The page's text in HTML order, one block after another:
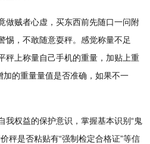
贼者心虚，买东西前先随口一问附
惕，不敢随意耍秤。感觉称量不足
秤上称量自己手机的重量，加贴上重
的重量量值是否准确，如果不一
权益的保护意识，掌握基本识别“鬼
秤是否粘贴有“强制检定合格证”等信